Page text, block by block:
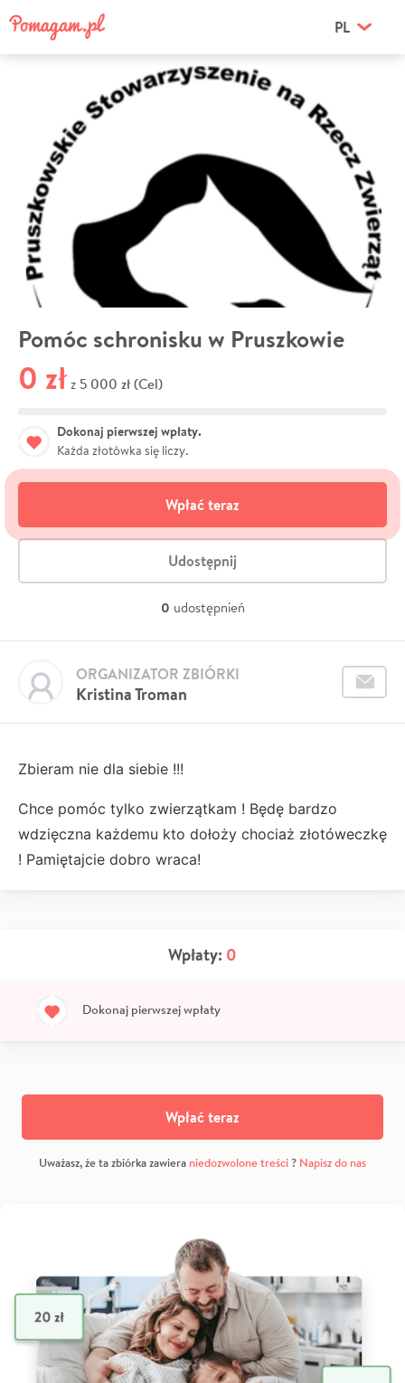
PL
Pomóc schronisku w Pruszkowie
0 zł z 5 000 zł (Cel)
Dokonaj pierwszej wpłaty.
Każda złotówka się liczy.
Wpłać teraz
Udostępnij
0 udostępnień
Kristina Troman
ORGANIZATOR ZBIÓRKI
Zbieram nie dla siebie !!!
Chce pomóc tylko zwierzątkam ! Będę bardzo
wdzięczna każdemu kto dołoży chociaż złotóweczkę
! Pamiętajcie dobro wraca!
Wpłaty: 0
Dokonaj pierwszej wpłaty
Wpłać teraz
Uważasz, że ta zbiórka zawiera niedozwolone treści? Napisz do nas